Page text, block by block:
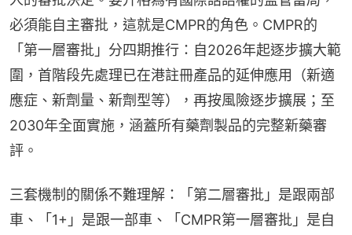
必須能自主審批，這就是CMPR的角色。CMPR的
「第一層審批」分四期推行：自2026年起逐步擴大範
圍，首階段先處理已在港註冊產品的延伸應用（新適
應症、新劑量、新劑型等），再按風險逐步擴展；至
2030年全面實施，涵蓋所有藥劑製品的完整新藥審
評。
三套機制的關係不難理解：「第二層審批」是跟兩部
車、「1+」是跟一部車、「CMPR第一層審批」是自